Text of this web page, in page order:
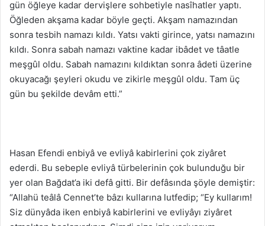
gün öğleye kadar dervişlere sohbetiyle nasîhatler yaptı.
Öğleden akşama kadar böyle geçti. Akşam namazından
sonra tesbih namazı kıldı. Yatsı vakti girince, yatsı namazını
kıldı. Sonra sabah namazı vaktine kadar ibâdet ve tâatle
meşgûl oldu. Sabah namazını kıldıktan sonra âdeti üzerine
okuyacağı şeyleri okudu ve zikirle meşgûl oldu. Tam üç
gün bu şekilde devâm etti.”
Hasan Efendi enbiyâ ve evliyâ kabirlerini çok ziyâret
ederdi. Bu sebeple evliyâ türbelerinin çok bulunduğu bir
yer olan Bağdat’a iki defâ gitti. Bir defâsında şöyle demiştir:
“Allahü teâlâ Cennet’te bâzı kullarına lutfedip; “Ey kullarım!
Siz dünyâda iken enbiyâ kabirlerini ve evliyâyı ziyâret